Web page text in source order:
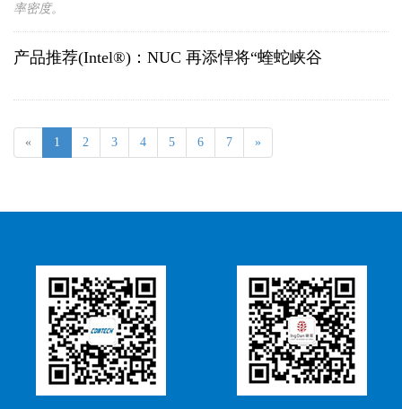
率密度。
产品推荐(Intel®)：NUC 再添悍将“蝰蛇峡谷
« 1 2 3 4 5 6 7 »